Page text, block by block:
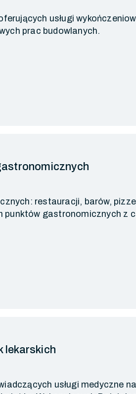
usługi
prac budowlanych.
restauracji, barów,
punktów gastronomicznych z
lekarskich
usługi medyczne na